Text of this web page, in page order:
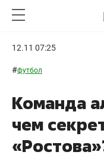
12.11 07:25
#футбол
Команда
чем